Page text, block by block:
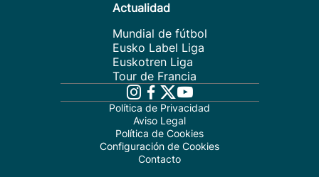
Actualidad
Mundial de fútbol
Eusko Label Liga
Euskotren Liga
Tour de Francia
Política de Privacidad
Aviso Legal
Política de Cookies
Configuración de Cookies
Contacto